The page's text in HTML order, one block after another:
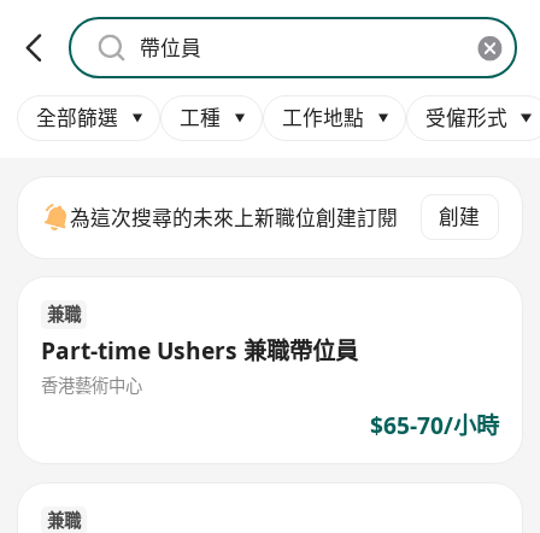
全部篩選 工種 工作地點 受僱形式
為這次搜尋的未來上新職位創建訂閱 創建
兼職
Part-time Ushers 兼職帶位員
香港藝術中心
$65-70/小時
兼職